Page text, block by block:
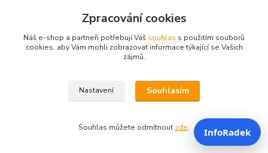
Novinky z našeho blogu
Zpracování cookies
Náš e-shop a partneři potřebují Váš souhlas s použitím souborů
cookies, aby Vám mohli zobrazovat informace týkající se Vašich
zájmů.
Nastavení Souhlasím
Souhlas můžete odmítnout zde. InfoRadek